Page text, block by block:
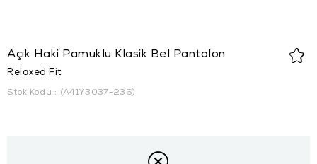
Açık Haki Pamuklu Klasik Bel Pantolon
Relaxed Fit
Stok Kodu (A41Y3037-236)